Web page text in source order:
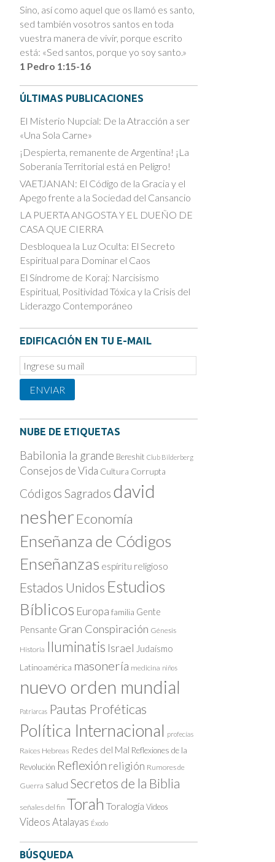
Sino, así como aquel que os llamó es santo,
sed también vosotros santos en toda
vuestra manera de vivir, porque escrito
está: «Sed santos, porque yo soy santo.»
1 Pedro 1:15-16
ÚLTIMAS PUBLICACIONES
El Misterio Nupcial: De la Atracción a ser
«Una Sola Carne»
¡Despierta, remanente de Argentina! ¡La
Soberanía Territorial está en Peligro!
VAETJANAN: El Código de la Gracia y el
Apego frente a la Sociedad del Cansancio
LA PUERTA ANGOSTA Y EL DUEÑO DE
CASA QUE CIERRA
Desbloquea la Luz Oculta: El Secreto
Espiritual para Dominar el Caos
El Síndrome de Koraj: Narcisismo
Espiritual, Positividad Tóxica y la Crisis del
Liderazgo Contemporáneo
EDIFICACIÓN EN TU E-MAIL
Email
Subscription
ENVIAR
NUBE DE ETIQUETAS
Babilonia la grande Bereshit Club Bilderberg
Consejos de Vida Cultura Corrupta
Códigos Sagrados david
nesher Economía
Enseñanza de Códigos
Enseñanzas espíritu religioso
Estados Unidos Estudios
Bíblicos Europa familia Gente
Pensante Gran Conspiración Génesis
Historia Iluminatis Israel Judaísmo
Latinoamérica masonería medicina niños
nuevo orden mundial
Patriarcas Pautas Proféticas
Política Internacional profecías
Raíces Hebreas Redes del Mal Reflexiones de la
Revolución Reflexión religión Rumores de
Guerra salud Secretos de la Biblia
señales del fin Torah Toralogía Videos
Videos Atalayas Éxodo
BÚSQUEDA